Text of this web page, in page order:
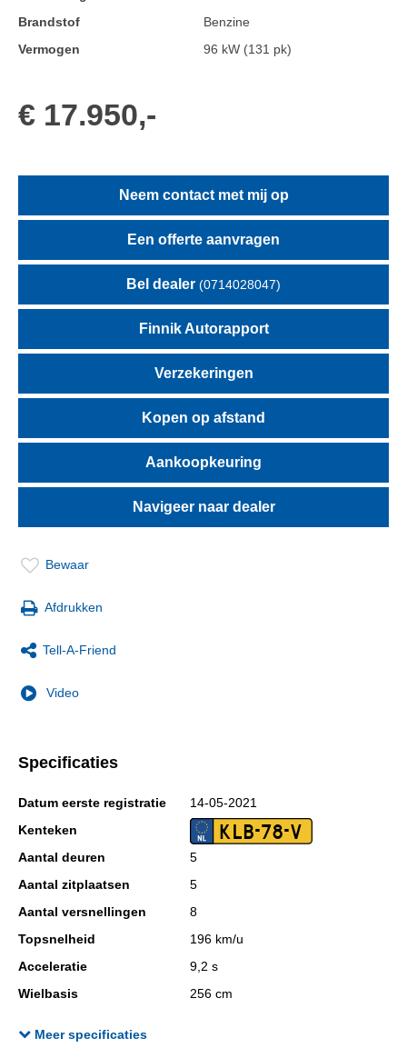
Brandstof
Benzine
Vermogen
96 kW (131 pk)
€ 17.950,-
Neem contact met mij op
Een offerte aanvragen
Bel dealer (0714028047)
Finnik Autorapport
Verzekeringen
Kopen op afstand
Aankoopkeuring
Navigeer naar dealer
Bewaar
Afdrukken
Tell-A-Friend
Video
Specificaties
Datum eerste registratie
14-05-2021
Kenteken
KLB-78-V
Aantal deuren
5
Aantal zitplaatsen
5
Aantal versnellingen
8
Topsnelheid
196 km/u
Acceleratie
9,2 s
Wielbasis
256 cm
Meer specificaties